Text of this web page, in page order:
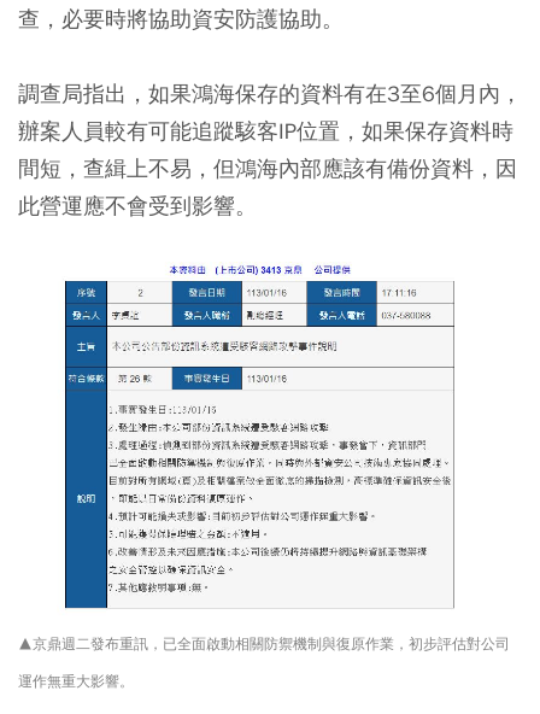
查，必要時將協助資安防護協助。
調查局指出，如果鴻海保存的資料有在3至6個月內，
辦案人員較有可能追蹤駭客IP位置，如果保存資料時
間短，查緝上不易，但鴻海內部應該有備份資料，因
此營運應不會受到影響。
▲京鼎週二發布重訊，已全面啟動相關防禦機制與復原作業，初步評估對公司
運作無重大影響。